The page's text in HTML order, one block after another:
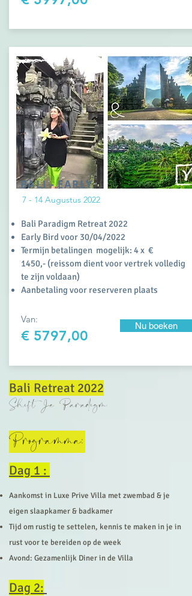
BALI - EARLY
7 - 14 Augustus 2022
Bali Paradigm Retreat 2022
Early Bird voor 30/04/2022
Termijn betalingen mogelijk: 4 x €
1450,- (reissom dient voor vertrek volledig
te zijnvoldaan)
Aanbetaling voor reserveren plaats
Van:
€ 5797,00
Nu boeken
Bali Retreat 2022
Shift Je Paradigm
Programma:
Dag 1 :
Aankomst in Luxe Prive Villa met zwembad & je
eigenslaapkamer& badkamer
Tijd om rustig te settelen, kennis te maken in je in
rust voor te bereiden op de week
Avond: Gezamenlijk Diner in de Villa
Dag 2: